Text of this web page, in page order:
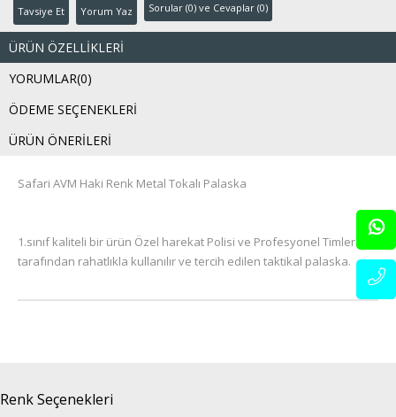
Tavsiye Et Yorum Yaz Sorular (0) ve Cevaplar (0)
ÜRÜN ÖZELLIKLERI
YORUMLAR(0)
ÖDEME SEÇENEKLERI
ÜRÜN ÖNERILERI
Safari AVM Haki Renk Metal Tokalı Palaska
1.sınıf kaliteli bir ürün Özel harekat Polisi ve Profesyonel Timler
tarafından rahatlıkla kullanılır ve tercih edilen taktikal palaska.
Renk Seçenekleri